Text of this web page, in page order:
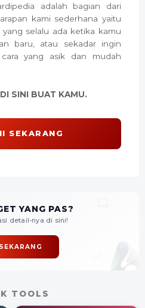
adalah bagian dari
kami sederhana yaitu
selalu ada ketika kamu
baru, atau sekadar ingin
yang asik dan mudah
SINI BUAT KAMU.
SEKARANG
YANG PAS?
detail-nya di sini!
TOOLS